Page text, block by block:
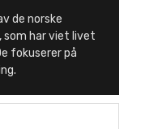
de norske
som har viet livet
fokuserer på